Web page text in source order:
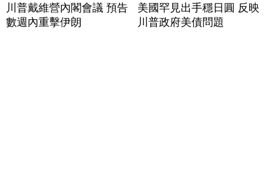
川普戴維營內閣會議 預告
數週內重擊伊朗
美國罕見出手穩日圓 反映
川普政府美債問題